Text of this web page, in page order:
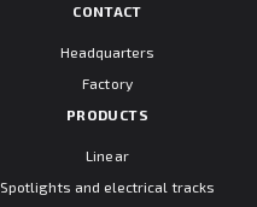
CONTACT
Headquarters
Factory
PRODUCTS
Linear
Spotlights and electrical tracks